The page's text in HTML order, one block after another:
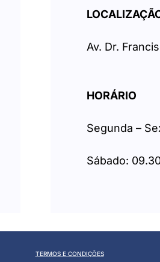
Av. Dr.
HORÁRIO
Segunda –
Sábado:
TERMOS E CONDIÇÕES